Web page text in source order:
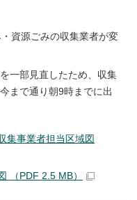
資源ごみの収集業者が変
一部見直したため、収集
まで通り朝9時までに出
事業者担当区域図
（PDF 2.5 MB）